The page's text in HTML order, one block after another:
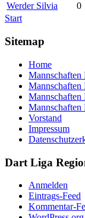
Werder Silvia
0
Start
Sitemap
Home
Mannschaften
Mannschaften
Mannschaften
Mannschaften
Vorstand
Impressum
Dart Liga
Anmelden
Eintrags-Feed
Kommentar-